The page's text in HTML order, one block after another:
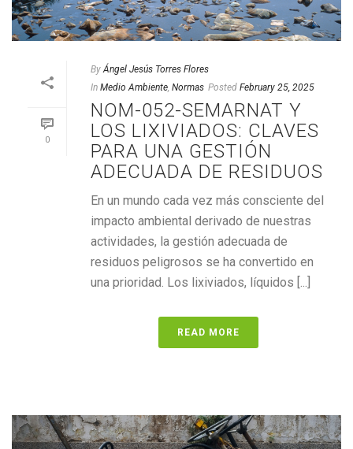
0
By Ángel Jesús Torres Flores
In Medio Ambiente Normas Posted February 25, 2025
NOM-052-SEMARNAT Y
LOS LIXIVIADOS: CLAVES
PARA UNA GESTIÓN
ADECUADA DE RESIDUOS
En un mundo cada vez más consciente del
impacto ambiental derivado de nuestras
actividades, la gestión adecuada de
residuos peligrosos se ha convertido en
una prioridad. Los lixiviados, líquidos [...]
READ MORE